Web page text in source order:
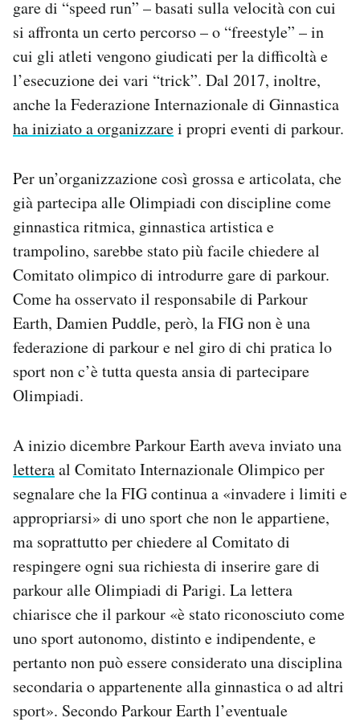
gare di “speed run” – basati sulla velocità con cui
si affronta un certo percorso – o “freestyle” – in
cui gli atleti vengono giudicati per la difficoltà e
l’esecuzione dei vari “trick”. Dal 2017, inoltre,
anche la Federazione Internazionale di Ginnastica
ha iniziato a organizzarei propri eventi di parkour.
Per un’organizzazione così grossa e articolata, che
già partecipa alle Olimpiadi con discipline come
ginnastica ritmica, ginnastica artistica e
trampolino, sarebbe stato più facile chiedere al
Comitato olimpico di introdurre gare di parkour.
Come ha osservato il responsabile di Parkour
Earth, Damien Puddle, però, la FIG non è una
federazione di parkour e nel giro di chi pratica lo
sport non c’è tutta questa ansia di partecipare
Olimpiadi.
A inizio dicembre Parkour Earth aveva inviato una
letteraal Comitato Internazionale Olimpico per
segnalare che la FIG continua a «invadere i limiti e
appropriarsi» di uno sport che non le appartiene,
ma soprattutto per chiedere al Comitato di
respingere ogni sua richiesta di inserire gare di
parkour alle Olimpiadi di Parigi. La lettera
chiarisce che il parkour «è stato riconosciuto come
uno sport autonomo, distinto e indipendente, e
pertanto non può essere considerato una disciplina
secondaria o appartenente alla ginnastica o ad altri
sport». Secondo Parkour Earth l’eventuale